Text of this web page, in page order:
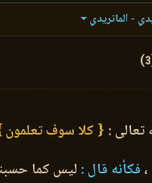
- الماتريدي
{ كلا سوف تعلمون
فكأنه قال : ليس كما